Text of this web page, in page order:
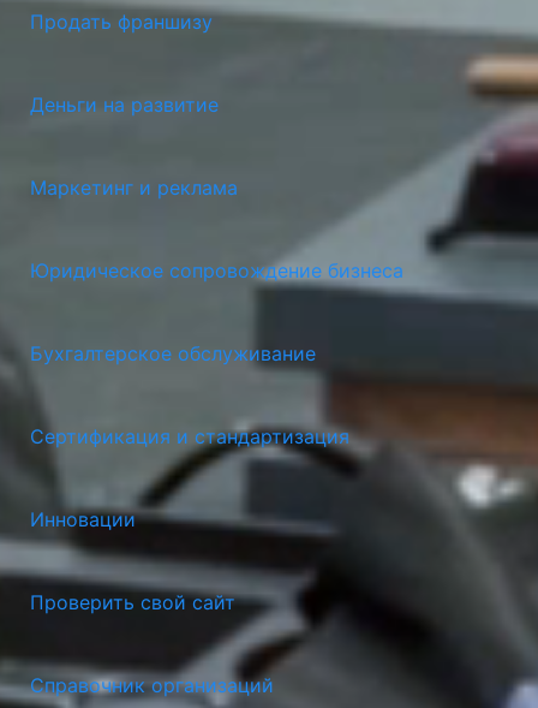
Продать франшизу
Деньги на развитие
Маркетинг и реклама
Юридическое сопровождение бизнеса
Бухгалтерское обслуживание
Сертификация и стандартизация
Инновации
Проверить свой сайт
Справочник организаций